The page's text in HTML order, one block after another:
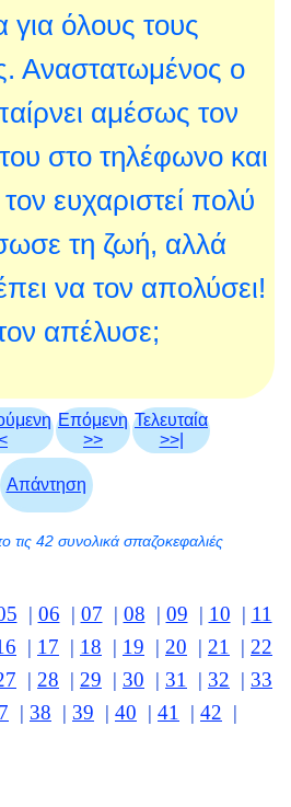
για όλους τους
Αναστατωμένος ο
αμέσως τον
στο τηλέφωνο και
ευχαριστεί πολύ
τη ζωή, αλλά
να τον απολύσει!
τον απέλυσε;
Επόμενη
>>
Τελευταία
>>|
Απάντηση
τις 42 συνολικά σπαζοκεφαλιές
| 06 | 07 | 08 | 09 | 10 | 11
| 17 | 18 | 19 | 20 | 21 | 22
| 28 | 29 | 30 | 31 | 32 | 33
| 38 | 39 | 40 | 41 | 42 |